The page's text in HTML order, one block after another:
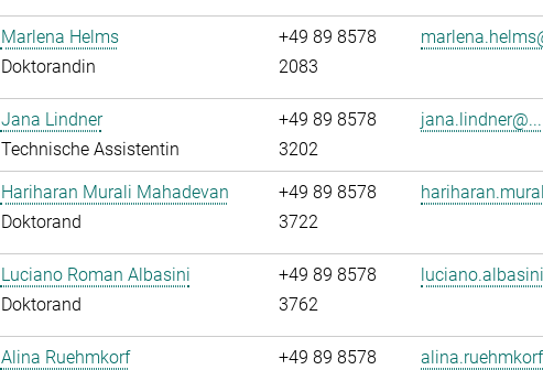
Marlena Helms
Doktorandin
+49 89 8578
2083
Jana Lindner
Technische Assistentin
+49 89 8578
3202
jana.lindner@...
Hariharan Murali Mahadevan
Doktorand
+49 89 8578
3722
Luciano Roman Albasini
Doktorand
+49 89 8578
3762
Alina Ruehmkorf
+49 89 8578